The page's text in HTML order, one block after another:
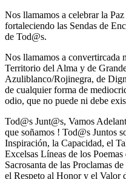
Nos llamamos a celebrar la
fortaleciendo las Sendas de
de Tod@s.
Nos llamamos a convertircada
Territorio del Alma y de
Azuliblanco/Rojinegra, de
de cualquier forma de
odio, que no puede ni debe
Tod@s Junt@s, Vamos
que soñamos ! Tod@s Juntos
Inspiración, la Capacidad, el
Excelsas Líneas de los
Sacrosanta de las Proclamas
el Respeto al Honor y el Valor